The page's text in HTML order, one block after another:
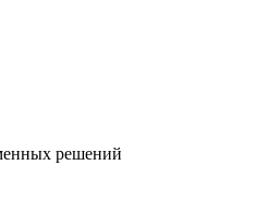
решений